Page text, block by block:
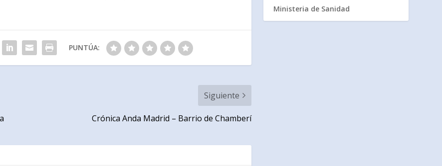
PUNTÚA:
Siguiente
Crónica Anda Madrid – Barrio de Chamberí
Ministeria de Sanidad